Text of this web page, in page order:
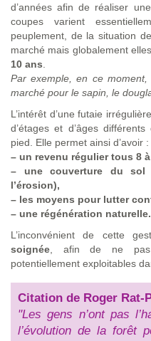
d’années afin de réaliser
coupes varient
peuplement, de la situation
marché mais globalement
10 ans
Par exemple, en ce
marché pour le sapin, le
L’intérêt d’une futaie
d’étages et d’âges
pied. Elle permet ainsi d’avoir :
– un revenu régulier tous 8
–
une couverture du sol
l’érosion),
– les moyens pour lutter
– une régénération naturelle.
L’inconvénient de cette
soignée , afin de ne pas
potentiellement exploitables
Citation de Roger Rat-
"Les gens n’ont pas
l’évolution de la forêt